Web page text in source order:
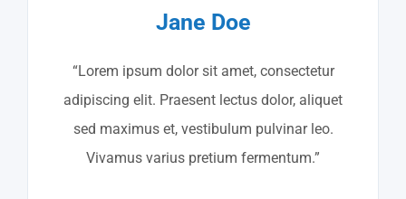
Jane Doe
“Lorem ipsum dolor sit amet, consectetur
adipiscing elit. Praesent lectus dolor, aliquet
sed maximus et, vestibulum pulvinar leo.
Vivamus varius pretium fermentum.”